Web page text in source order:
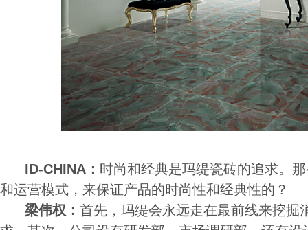
ID-CHINA： 时尚和经典是玛缇瓷砖的追求。
和运营模式，来保证产品的时尚性和经典性的？
梁伟权： 首先，玛缇会永远走在最前线来挖掘